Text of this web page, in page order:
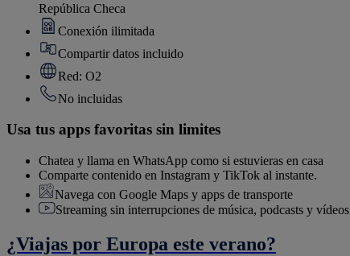
República Checa
Conexión ilimitada
Compartir datos incluido
Red: O2
No incluidas
Usa tus apps favoritas sin limites
Chatea y llama en WhatsApp como si estuvieras en casa
Comparte contenido en Instagram y TikTok al instante.
Navega con Google Maps y apps de transporte
Streaming sin interrupciones de música, podcasts y vídeos
¿Viajas por Europa este verano?